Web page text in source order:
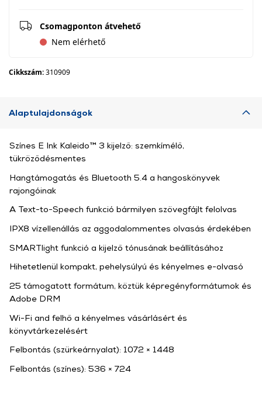
Csomagponton átvehető
Nem elérhető
Cikkszám:310909
Alaptulajdonságok
Színes E Ink Kaleido™ 3 kijelző: szemkímélő,
tükröződésmentes
Hangtámogatás és Bluetooth 5.4 a hangoskönyvek
rajongóinak
A Text-to-Speech funkció bármilyen szövegfájlt felolvas
IPX8 vízellenállás az aggodalommentes olvasás érdekében
SMARTlight funkció a kijelző tónusának beállításához
Hihetetlenül kompakt, pehelysúlyú és kényelmes e-olvasó
25 támogatott formátum, köztük képregényformátumok és
Adobe DRM
Wi-Fi and felhő a kényelmes vásárlásért és
könyvtárkezelésért
Felbontás (szürkeárnyalat): 1072 × 1448
Felbontás (színes): 536 × 724